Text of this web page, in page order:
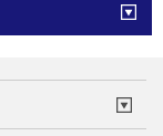
ご要望